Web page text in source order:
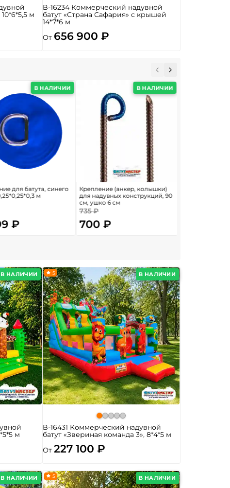
м
B-16234 Коммерческий надувной
батут «Страна Сафария» с крышей
14*7*6 м
От 656 900 ₽
В НАЛИЧИИ
для батута, синего
м
₽
В НАЛИЧИИ
Крепление (анкер, колышки)
для надувных конструкций, 90
см, ушко 6 см
735 ₽
700 ₽
В НАЛИЧИИ
м
В НАЛИЧИИ
5
B-16431 Коммерческий надувной
батут «Звериная команда 3», 8*4*5 м
От 227 100 ₽
В НАЛИЧИИ В НАЛИЧИИ
5